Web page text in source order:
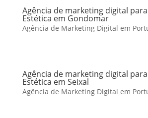
Agência de marketing digital
Estética em Gondomar
Agência de Marketing Digital em
Agência de marketing digital
Estética em Seixal
Agência de Marketing Digital em